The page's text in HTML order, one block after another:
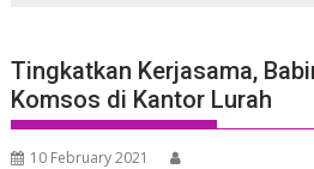
Tingkatkan Kerjasama,
Komsos di Kantor Lurah
10 February 2021